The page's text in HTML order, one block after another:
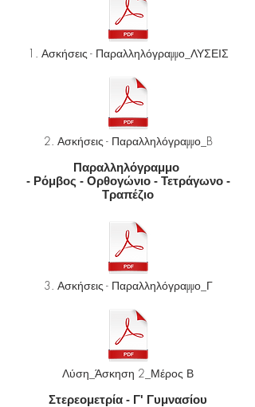
1. Ασκήσεις - Παραλληλόγραμμο_ΛΥΣΕΙΣ
2. Ασκήσεις - Παραλληλόγραμμο_B
Παραλληλόγραμμο
- Ρόμβος - Ορθογώνιο - Τετράγωνο -
Τραπέζιο
3. Ασκήσεις - Παραλληλόγραμμο_Γ
Λύση_Άσκηση 2_Μέρος Β
Στερεομετρία - Γ' Γυμνασίου